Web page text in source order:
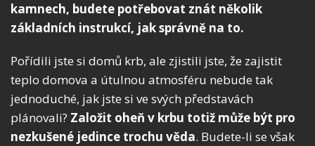
kamnech, budete potřebovat znát několik
základních instrukcí, jak správně na to.
Pořídili jste si domů krb, ale zjistili jste, že zajistit
teplo domova a útulnou atmosféru nebude tak
jednoduché, jak jste si ve svých představách
plánovali? Založit oheň v krbu totiž může být pro
nezkušené jedince trochu věda. Budete-li se však